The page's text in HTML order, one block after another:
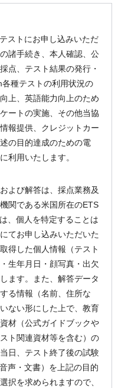
ストにお申し込みいただ
諸手続き、本人確認、公
点、テスト結果の発行・
種テストの利用状況の
上、英語能力向上のため
ートの実施、その他当協
報提供、クレジットカー
の目的達成のための電
利用いたします。
よび解答は、採点業務及
関である米国所在のETS
、個人を特定することは
てお申し込みいただいた
得した個人情報（テスト
生年月日・顔写真・出欠
ます。また、解答データ
る情報（名前、住所な
ない形にした上で、教育
材（公式ガイドブックや
ト関連資材等を含む）の
日、テスト終了後の試験
声・文書）を上記の目的
択を求められますので、